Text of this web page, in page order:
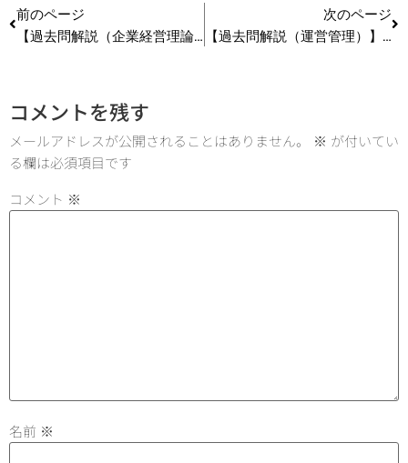
前のページ
【過去問解説（企業経営理論）】R1 第29問 BtoBマーケティング
次のページ
【過去問解説（運営管理）】R1 第23問 都市計画法
コメントを残す
メールアドレスが公開されることはありません。 ※ が付いてい
る欄は必須項目です
コメント ※
名前 ※